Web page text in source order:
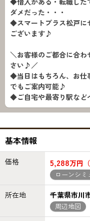
ダメだった・・・
◆スマートプラス松戸に
ございます♪
＼お客様のご都合に合
さい♪／
◆当日はもちろん、お仕
でもご案内可能♪
◆ご自宅や最寄り駅など
基本情報
価格 5,288万円
ローンシ
所在地 千葉県市川
周辺地図